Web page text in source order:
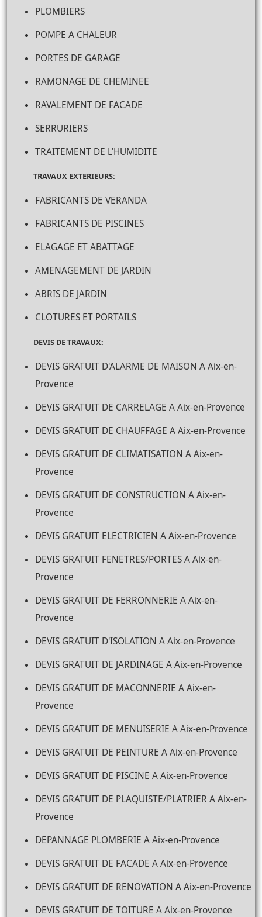
PLOMBIERS
POMPE A CHALEUR
PORTES DE GARAGE
RAMONAGE DE CHEMINEE
RAVALEMENT DE FACADE
SERRURIERS
TRAITEMENT DE L'HUMIDITE
TRAVAUX EXTERIEURS:
FABRICANTS DE VERANDA
FABRICANTS DE PISCINES
ELAGAGE ET ABATTAGE
AMENAGEMENT DE JARDIN
ABRIS DE JARDIN
CLOTURES ET PORTAILS
DEVIS DE TRAVAUX:
DEVIS GRATUIT D'ALARME DE MAISON A Aix-en-
Provence
DEVIS GRATUIT DE CARRELAGE A Aix-en-Provence
DEVIS GRATUIT DE CHAUFFAGE A Aix-en-Provence
DEVIS GRATUIT DE CLIMATISATION A Aix-en-
Provence
DEVIS GRATUIT DE CONSTRUCTION A Aix-en-
Provence
DEVIS GRATUIT ELECTRICIEN A Aix-en-Provence
DEVIS GRATUIT FENETRES/PORTES A Aix-en-
Provence
DEVIS GRATUIT DE FERRONNERIE A Aix-en-
Provence
DEVIS GRATUIT D'ISOLATION A Aix-en-Provence
DEVIS GRATUIT DE JARDINAGE A Aix-en-Provence
DEVIS GRATUIT DE MACONNERIE A Aix-en-
Provence
DEVIS GRATUIT DE MENUISERIE A Aix-en-Provence
DEVIS GRATUIT DE PEINTURE A Aix-en-Provence
DEVIS GRATUIT DE PISCINE A Aix-en-Provence
DEVIS GRATUIT DE PLAQUISTE/PLATRIER A Aix-en-
Provence
DEPANNAGE PLOMBERIE A Aix-en-Provence
DEVIS GRATUIT DE FACADE A Aix-en-Provence
DEVIS GRATUIT DE RENOVATION A Aix-en-Provence
DEVIS GRATUIT DE TOITURE A Aix-en-Provence